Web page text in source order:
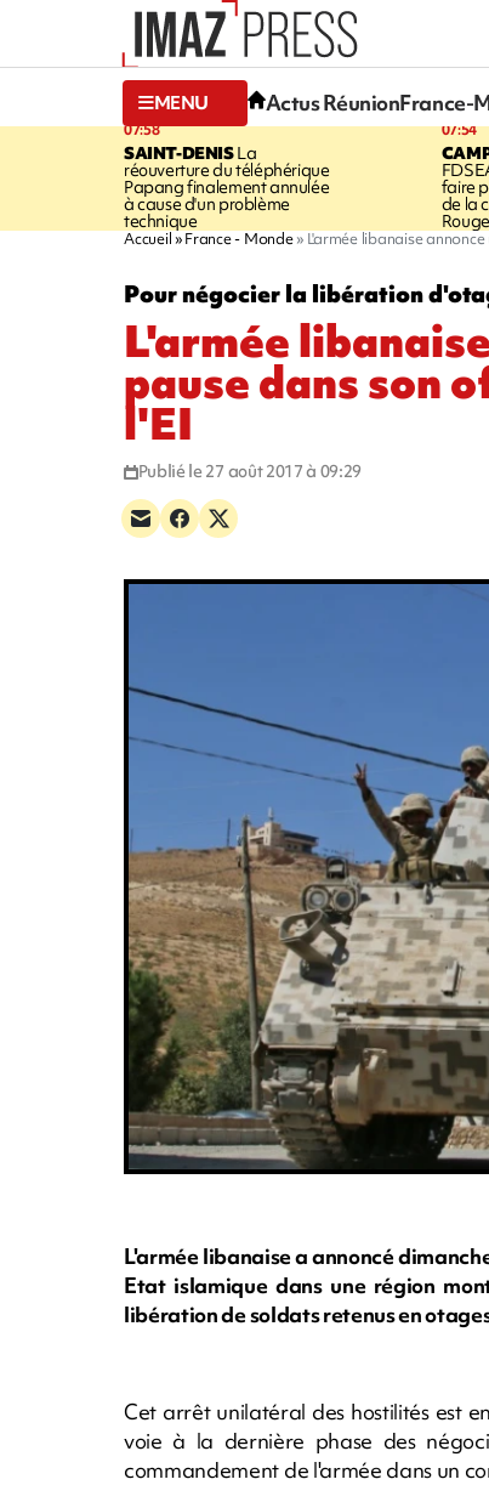
MENU Actus RéunionFrance-
07:58
SAINT-DENISLa
réouverture du téléphérique
Papang finalement annulée
à cause d'un problème
technique
07:54
faire
de la
Accueil France - Monde L'armée libanaise
Pour négocier la libération
L'armée
pause dans son
l'EI
Publié le 27 août 2017 à 09:29
L'armée libanaise a annoncé
Etat islamique dans une région
libération de soldats retenus en
Cet arrêt unilatéral des hostilités est
voie à la dernière phase des
commandement de l'armée dans un